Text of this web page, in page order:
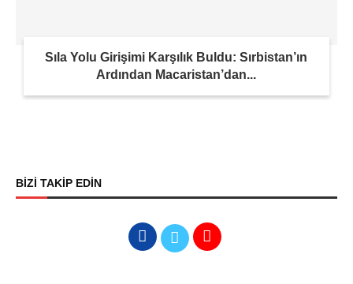
Sıla Yolu Girişimi Karşılık Buldu: Sırbistan’ın
Ardından Macaristan’dan...
BİZİ TAKİP EDİN